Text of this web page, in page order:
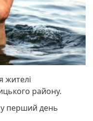
жителі
району.
перший день